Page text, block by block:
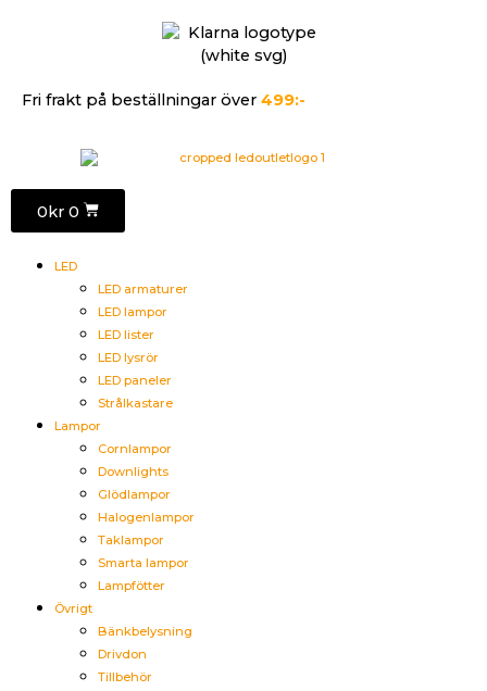
Fri frakt på beställningar över 499:-
0 kr 0
LED
LED armaturer
LED lampor
LED lister
LED lysrör
LED paneler
Strålkastare
Lampor
Cornlampor
Downlights
Glödlampor
Halogenlampor
Taklampor
Smarta lampor
Lampfötter
Övrigt
Bänkbelysning
Drivdon
Tillbehör